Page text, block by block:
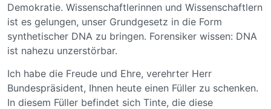
Demokratie. Wissenschaftlerinnen und Wissenschaftlern
ist es gelungen, unser Grundgesetz in die Form
synthetischer DNA zu bringen. Forensiker wissen: DNA
ist nahezu unzerstörbar.
Ich habe die Freude und Ehre, verehrter Herr
Bundespräsident, Ihnen heute einen Füller zu schenken.
In diesem Füller befindet sich Tinte, die diese